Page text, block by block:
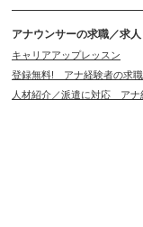
アナウンサーの求職／求人
キャリアアップレッスン
登録無料! アナ経験者の求職
人材紹介／派遣に対応 アナ